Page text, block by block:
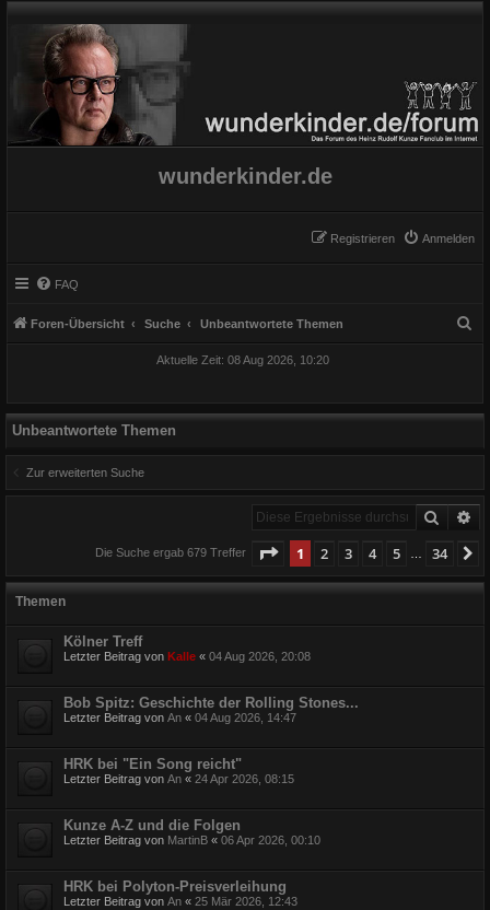
wunderkinder.de
Anmelden
Registrieren
FAQ
Foren-Übersicht Suche Unbeantwortete Themen
Aktuelle Zeit: 08 Aug 2026, 10:20
Unbeantwortete Themen
Zur erweiterten Suche
Suche
Die Suche ergab 679 Treffer Seite 1von 34
1 2 3 4 5 34
Themen
Kölner Treff
Letzter Beitrag von Kalle « 04 Aug 2026, 20:08
Bob Spitz: Geschichte der Rolling Stones...
Letzter Beitrag von An « 04 Aug 2026, 14:47
HRK bei "Ein Song reicht"
Letzter Beitrag von An « 24 Apr 2026, 08:15
Kunze A-Z und die Folgen
Letzter Beitrag von MartinB « 06 Apr 2026, 00:10
HRK bei Polyton-Preisverleihung
Letzter Beitrag von An « 25 Mär 2026, 12:43